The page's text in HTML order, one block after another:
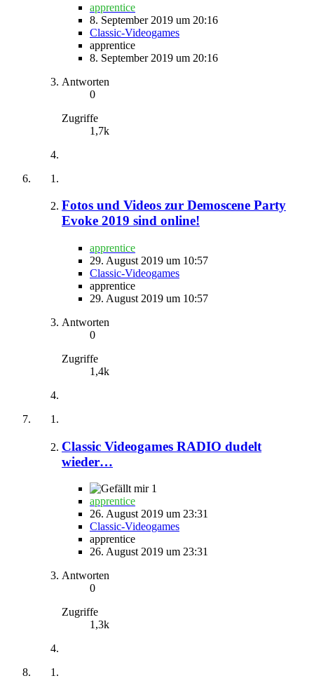
apprentice
8. September 2019 um 20:16
Classic-Videogames
apprentice
8. September 2019 um 20:16
Antworten
0
Zugriffe
1,7k
Fotos und Videos zur Demoscene Party
Evoke 2019 sind online!
apprentice
29. August 2019 um 10:57
Classic-Videogames
apprentice
29. August 2019 um 10:57
Antworten
0
Zugriffe
1,4k
Classic Videogames RADIO dudelt
wieder…
1
apprentice
26. August 2019 um 23:31
Classic-Videogames
apprentice
26. August 2019 um 23:31
Antworten
0
Zugriffe
1,3k